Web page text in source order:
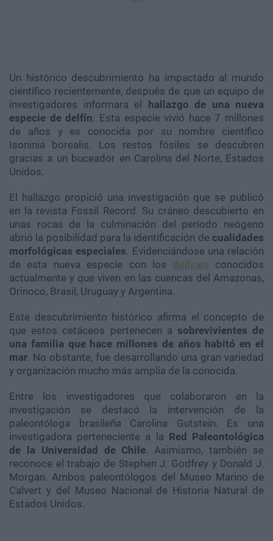
Un histórico descubrimiento ha impactado al mundo
científico recientemente, después de que un equipo de
investigadores informara el
hallazgo de una nueva
especie de delfín. Esta especie vivió hace 7 millones
de años y es conocida por su nombre científico
Isoninia borealis. Los restos fósiles se descubren
gracias a un buceador en Carolina del Norte, Estados
Unidos.
El hallazgo propició una investigación que se publicó
en la revista Fossil Record. Su cráneo descubierto en
unas rocas de la culminación del período neógeno
abrió la posibilidad para la identificación de cualidades
morfológicas especiales. Evidenciándose una relación
de esta nueva especie con los delfines conocidos
actualmente y que viven en las cuencas del Amazonas,
Orinoco, Brasil, Uruguay y Argentina.
Este descubrimiento histórico afirma el concepto de
que estos cetáceos pertenecen a sobrevivientes de
una familia que hace millones de años habitó en el
mar. No obstante, fue desarrollando una gran variedad
y organización mucho más amplia de la conocida.
Entre los investigadores que colaboraron en la
investigación se destacó la intervención de la
paleontóloga brasileña Carolina Gutstein. Es una
investigadora perteneciente a la Red Paleontológica
de la Universidad de Chile. Asimismo, también se
reconoce el trabajo de Stephen J. Godfrey y Donald J.
Morgan. Ambos paleontólogos del Museo Marino de
Calvert y del Museo Nacional de Historia Natural de
Estados Unidos.